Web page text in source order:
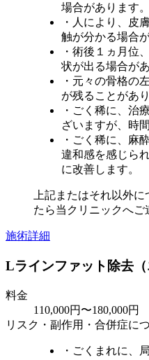
場合があります。
・人により、皮
触が分かる場合
・術後１ヵ月位
状が出る場合が
・元々の骨格の
が残ることがあり
・ごく稀に、治
ざいますが、時
・ごく稀に、麻
違和感を感じら
に改善します。
上記またはそれ以外
たら当クリニックへご
施術詳細
Lラインファット除去（
料金
110,000円〜180,000円
リスク・副作用・合併症に
・ごくまれに、